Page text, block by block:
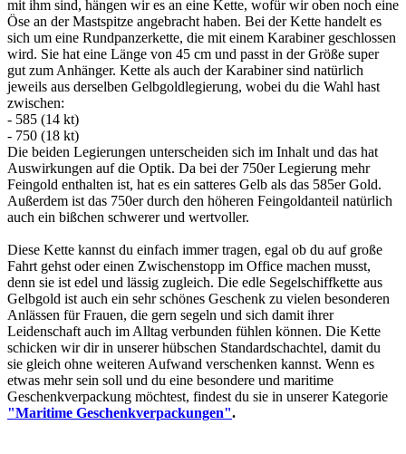
mit ihm sind, hängen wir es an eine Kette, wofür wir oben noch eine
Öse an der Mastspitze angebracht haben. Bei der Kette handelt es
sich um eine Rundpanzerkette, die mit einem Karabiner geschlossen
wird. Sie hat eine Länge von 45 cm und passt in der Größe super
gut zum Anhänger. Kette als auch der Karabiner sind natürlich
jeweils aus derselben Gelbgoldlegierung, wobei du die Wahl hast
zwischen:
- 585 (14 kt)
- 750 (18 kt)
Die beiden Legierungen unterscheiden sich im Inhalt und das hat
Auswirkungen auf die Optik. Da bei der 750er Legierung mehr
Feingold enthalten ist, hat es ein satteres Gelb als das 585er Gold.
Außerdem ist das 750er durch den höheren Feingoldanteil natürlich
auch ein bißchen schwerer und wertvoller.
Diese Kette kannst du einfach immer tragen, egal ob du auf große
Fahrt gehst oder einen Zwischenstopp im Office machen musst,
denn sie ist edel und lässig zugleich. Die edle Segelschiffkette aus
Gelbgold ist auch ein sehr schönes Geschenk zu vielen besonderen
Anlässen für Frauen, die gern segeln und sich damit ihrer
Leidenschaft auch im Alltag verbunden fühlen können. Die Kette
schicken wir dir in unserer hübschen Standardschachtel, damit du
sie gleich ohne weiteren Aufwand verschenken kannst. Wenn es
etwas mehr sein soll und du eine besondere und maritime
Geschenkverpackung möchtest, findest du sie in unserer Kategorie
"Maritime Geschenkverpackungen".